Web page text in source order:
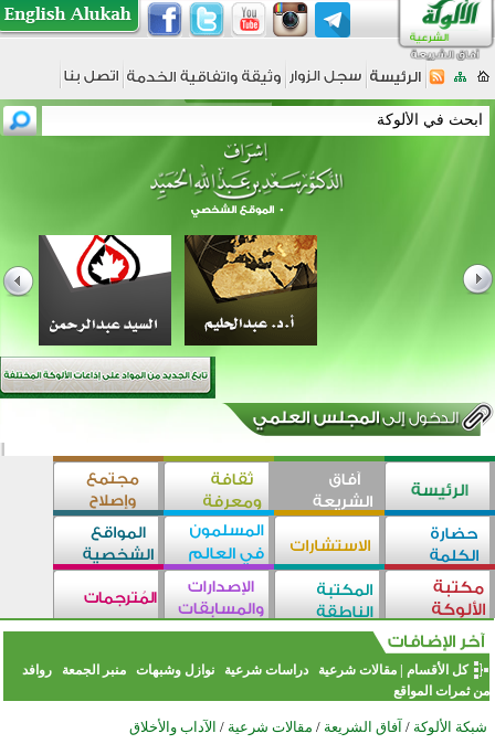
كل الأقسام |مقالات شرعية دراسات شرعية نوازل وشبهات منبر الجمعة
روافد
من ثمرات المواقع
شبكة الألوكة / آفاق الشريعة / مقالات شرعية / الآداب والأخلاق